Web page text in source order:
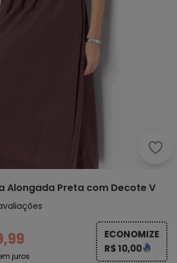
Alongada Preta com Decote V
juros
ECONOMIZE
R$ 10,00